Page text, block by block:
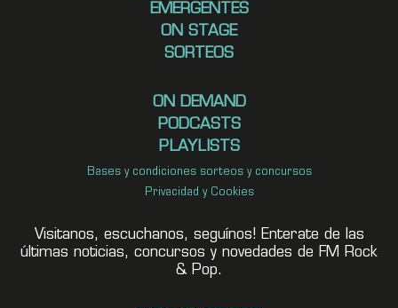
EMERGENTES
ON STAGE
SORTEOS
ON DEMAND
PODCASTS
PLAYLISTS
Bases y condiciones sorteos y concursos
Privacidad y Cookies
Visitanos, escuchanos, seguínos! Enterate de las
últimas noticias, concursos y novedades de FM Rock
& Pop.